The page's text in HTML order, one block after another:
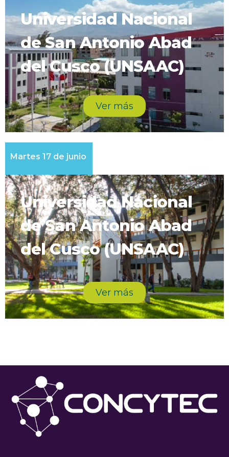
Universidad Nacional
de San Antonio Abad
del Cusco (UNSAAC)
Ver más
Martes 17 de junio
Universidad Nacional
de San Antonio Abad
del Cusco (UNSAAC)
Ver más